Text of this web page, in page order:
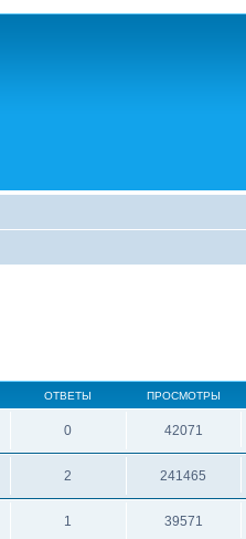
ОТВЕТЫ ПРОСМОТРЫ
0 42071
2 241465
1 39571